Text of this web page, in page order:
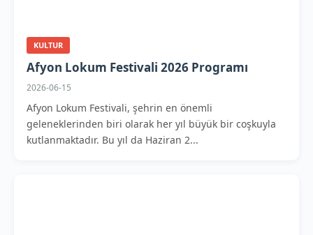
KULTUR
Afyon Lokum Festivali 2026 Programı
2026-06-15
Afyon Lokum Festivali, şehrin en önemli
geleneklerinden biri olarak her yıl büyük bir coşkuyla
kutlanmaktadır. Bu yıl da Haziran 2...